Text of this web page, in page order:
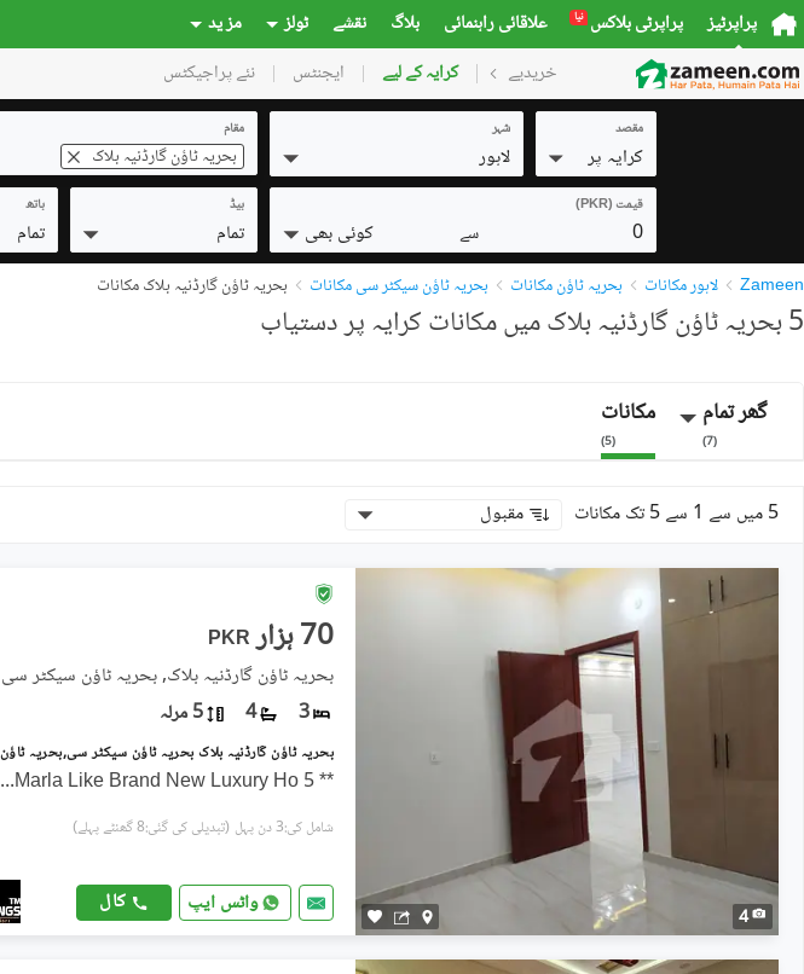
پراپرٹیز پراپرٹی بلاکس نیا علاقائی راہنمائی بلاگ نقشے ٹولز مز ید
خریدیے گھر پلاٹس کمرشل کرایہ کے لیے ایجنٹس نئے پراجیکٹس
مقصد
کرایہ پر
شہر
لاہور
مقام
بحریہ ٹاؤن گارڈنیہ بلاک
قیمت (PKR)
0 سے کوئی بھی
بیڈ
تمام
باتھ
تمام
Zameen لاہور مکانات بحریہ ٹاؤن مکانات بحریہ ٹاؤن سیکٹر سی مکانات بحریہ ٹاؤن گارڈنیہ بلاک مکانات
5 بحریہ ٹاؤن گارڈنیہ بلاک میں مکانات کرایہ پر دستیاب
گھر تمام
(
7
)
مکانات
(
5
)
5 میں سے 1 سے 5 تک مکانات مقبول
4
PKR 70 ہزار
بحریہ ٹاؤن گارڈنیہ بلاک, بحریہ ٹاؤن سیکٹر سی
3
4 5 مرلہ
** 5 Marla Like Brand New Luxury Ho
...
شامل کی:3 دن پہل (تبدیلی کی گئی:8 گھنٹے پہلے)
واٹس ایپ کال